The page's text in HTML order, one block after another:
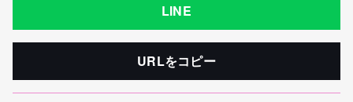
LINE
URLをコピー